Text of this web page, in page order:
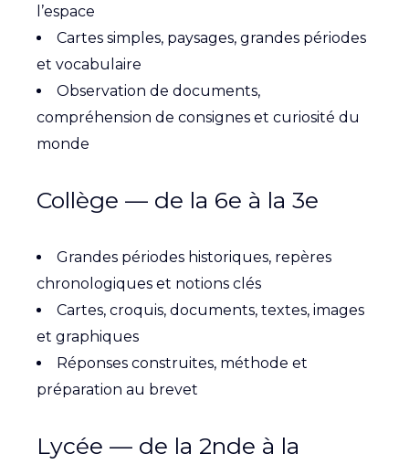
l’espace
Cartes simples, paysages, grandes périodes
et vocabulaire
Observation de documents,
compréhension de consignes et curiosité du
monde
Collège — de la 6e à la 3e
Grandes périodes historiques, repères
chronologiques et notions clés
Cartes, croquis, documents, textes, images
et graphiques
Réponses construites, méthode et
préparation au brevet
Lycée — de la 2nde à la